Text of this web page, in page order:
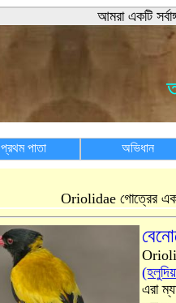
আমরা একটি
প্রথম পাতা
অভিধান